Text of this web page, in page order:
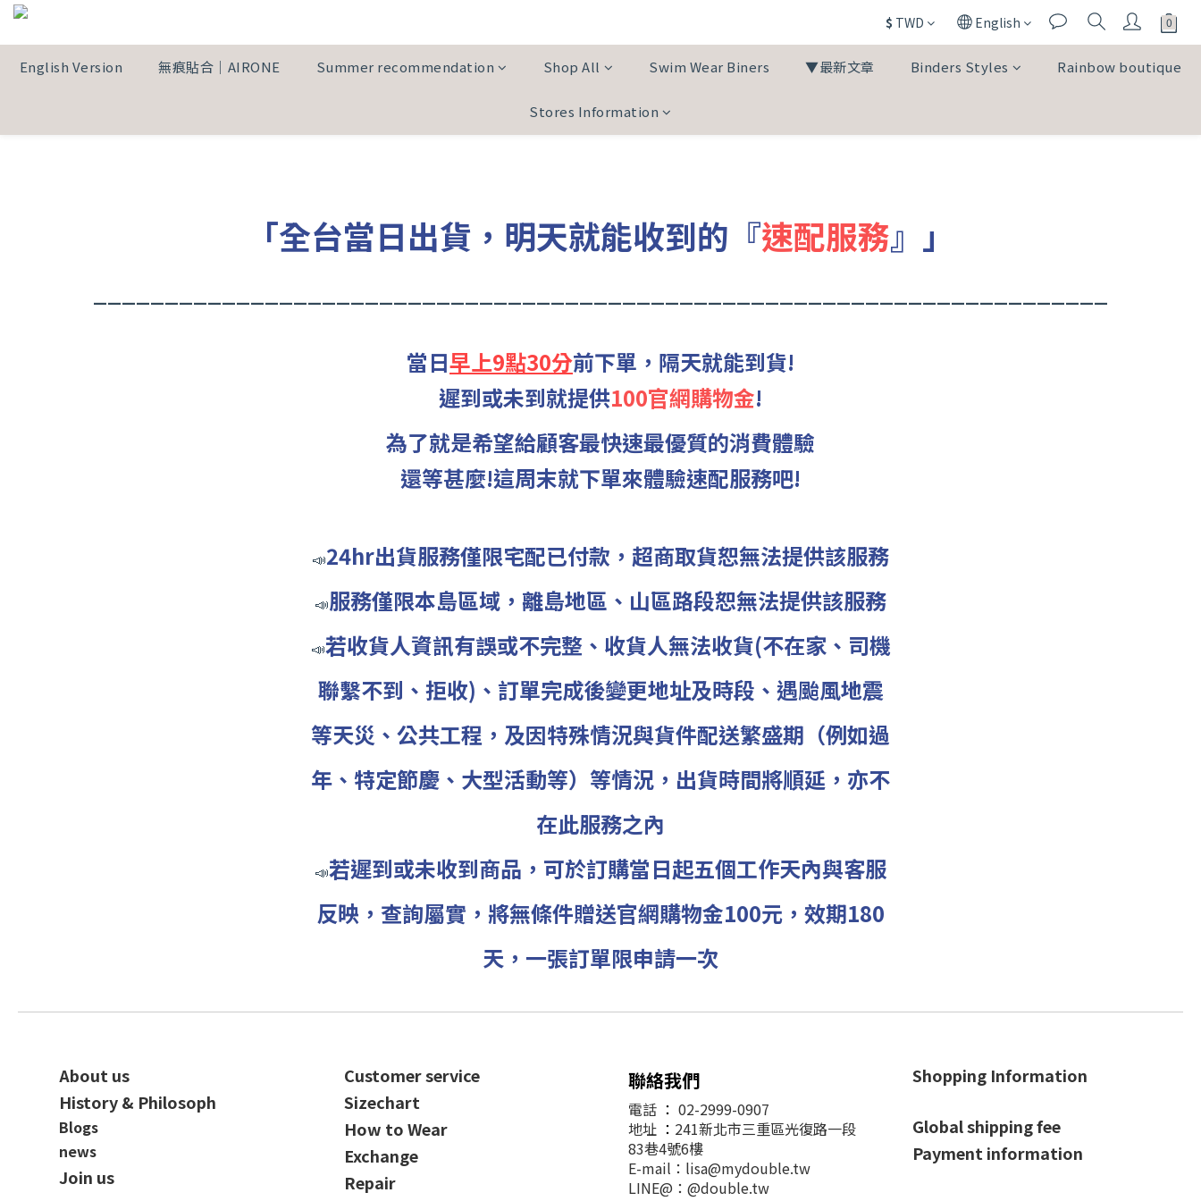
$ TWD English
English Version 無痕貼合｜AIRONE Summer recommendation Shop All Swim Wear Biners ▼最新文章 Binders Styles Rainbow boutique
Stores Information
「全台當日出貨，明天就能收到的『速配服務』」
當日早上9點30分前下單，隔天就能到貨!
遲到或未到就提供100官網購物金!
為了就是希望給顧客最快速最優質的消費體驗
還等甚麼!這周末就下單來體驗速配服務吧!
📣24hr出貨服務僅限宅配已付款，超商取貨恕無法提供該服務
📣服務僅限本島區域，離島地區、山區路段恕無法提供該服務
📣若收貨人資訊有誤或不完整、收貨人無法收貨(不在家、司機
聯繫不到、 拒收)、 訂單完成後變更地址及時段、遇颱風地震
等天災 、公共工程， 及因特殊情況與貨件配送繁盛期（例如過
年、特定節慶、 大型活動等）等情況， 出貨時間將順延，亦不
在此服務之內
📣若遲到或未收到商品，可於訂購當日起五個工作天內與客服
反映， 查詢屬實，將無條件贈送官網購物金100元，效期180
天， 一張訂單限申請一次
About us
History & Philosoph
Blogs
news
Join us
Customer service
Sizechart
How to Wear
Exchange
Repair
聯絡我們
電話 ： 02-2999-0907
地址 ： 241新北市三重區光復路一段
83巷4號6樓
E-mail：lisa@mydouble.tw
LINE@：@double.tw
Shopping Information
Global shipping fee
Payment information